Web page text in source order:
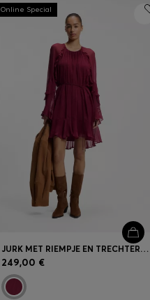
Online Special
JURK MET RIEMPJE EN TRECHTERMOUWEN
249,00 €